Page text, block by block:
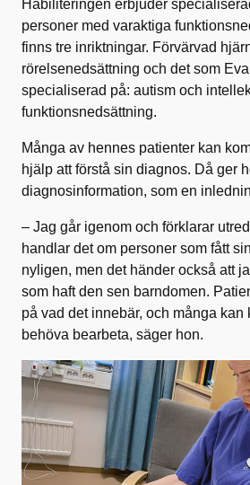
Habiliteringen erbjuder
personer med varaktiga
finns tre inriktningar. Förvärvad
rörelsenedsättning och det som
specialiserad på: autism och
funktionsnedsättning.
Många av hennes patienter kan
hjälp att förstå sin diagnos. Då ger
diagnosinformation, som en
– Jag går igenom och förklarar
handlar det om personer som fått
nyligen, men det händer också att
som haft den sen barndomen.
på vad det innebär, och många kan
behöva bearbeta, säger hon.